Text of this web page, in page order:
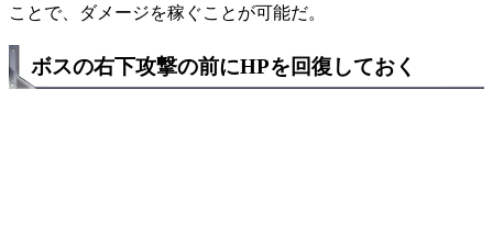
ことで、ダメージを稼ぐことが可能だ。
ボスの右下攻撃の前にHPを回復しておく